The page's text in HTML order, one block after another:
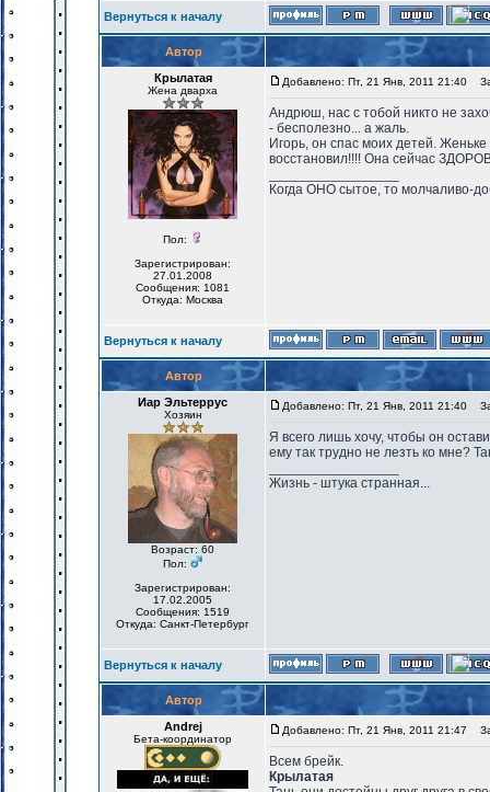
Вернуться к началу
Автор
Крылатая
Жена дварха
Пол:
Зарегистрирован:
27.01.2008
Сообщения: 1081
Откуда: Москва
Добавлено: Пт, 21 Янв, 2011 21:40
Андрюш, нас с тобой никто не
- бесполезно... а жаль.
Игорь, он спас моих детей.
восстановил!!!! Она сейчас
Когда ОНО сытое, то молчаливо-
Вернуться к началу
Автор
Иар Эльтеррус
Хозяин
Возраст: 60
Пол:
Зарегистрирован:
17.02.2005
Сообщения: 1519
Откуда: Санкт-Петербург
Добавлено: Пт, 21 Янв, 2011 21:40
Я всего лишь хочу, чтобы он
ему так трудно не лезть ко мне?
Жизнь - штука странная...
Вернуться к началу
Автор
Andrej
Бета-координатор
Добавлено: Пт, 21 Янв, 2011 21:47
Всем брейк.
Крылатая